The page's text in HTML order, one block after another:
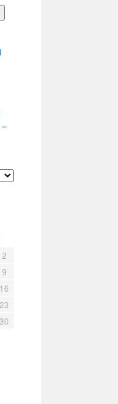
–
2
9
16
23
30